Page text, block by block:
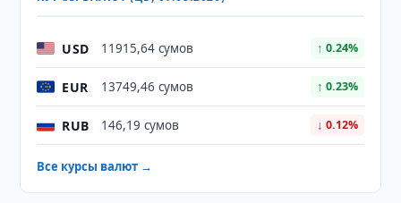
USD 11915,64 сумов ↑ 0.24%
EUR 13749,46 сумов ↑ 0.23%
RUB 146,19 сумов ↓ 0.12%
Все курсы валют →